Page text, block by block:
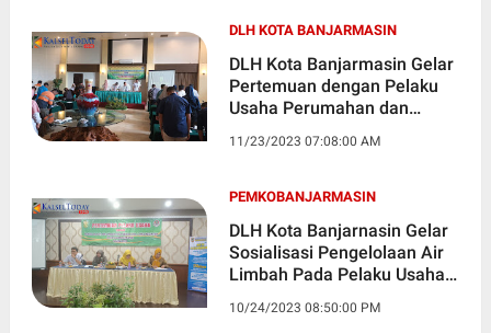
DLH KOTA BANJARMASIN
DLH Kota Banjarmasin Gelar
Pertemuan dengan Pelaku
Usaha Perumahan dan
Pengelolaan Lingkungan
11/23/2023 07:08:00 AM
PEMKOBANJARMASIN
DLH Kota Banjarnasin Gelar
Sosialisasi Pengelolaan Air
Limbah Pada Pelaku Usaha
10/24/2023 08:50:00 PM